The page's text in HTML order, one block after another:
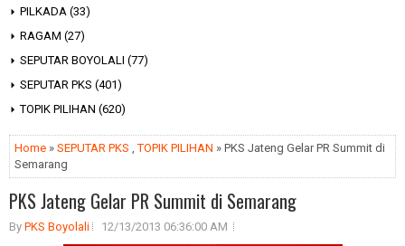
PILKADA (33)
RAGAM (27)
SEPUTAR BOYOLALI (77)
SEPUTAR PKS (401)
TOPIK PILIHAN (620)
Home » SEPUTAR PKS ,TOPIK PILIHAN » PKS Jateng Gelar PR Summit di
Semarang
PKS Jateng Gelar PR Summit di Semarang
By PKS Boyolali 12/13/2013 06:36:00 AM